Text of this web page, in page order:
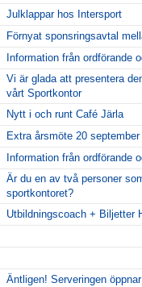
Julklappar hos Intersport
Förnyat sponsringsavtal
Information från ordförande
Vi är glada att presentera
vårt Sportkontor
Nytt i och runt Café Järla
Extra årsmöte 20 september
Information från ordförande
Är du en av två personer
sportkontoret?
Utbildningscoach + Biljetter
Äntligen! Serveringen öppnar